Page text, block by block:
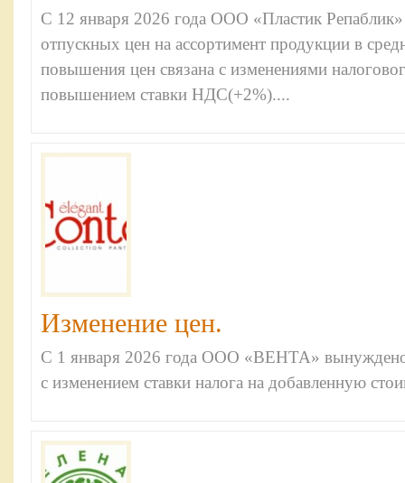
С 12 января 2026 года ООО «Пластик
отпускных цен на ассортимент продукции в
повышения цен связана с изменениями
повышением ставки НДС(+2%)....
Изменение цен.
С 1 января 2026 года ООО «ВЕНТА» вынуждено
с изменением ставки налога на добавленную